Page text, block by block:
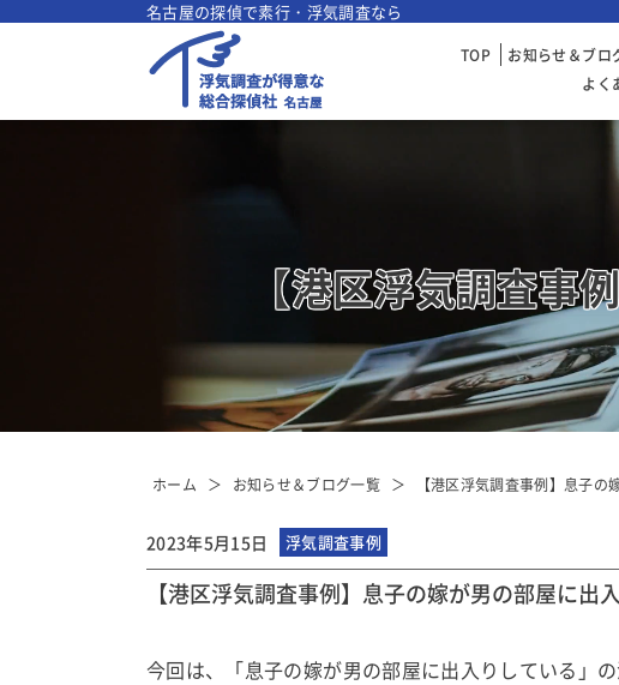
名古屋の探偵で素行・浮気調査なら
TOP お知らせ＆ブロ
よく
【港区浮気調査事
ホーム お知らせ＆ブログ一覧 【港区浮気調査事例】息子
2023年5月15日 浮気調査事例
【港区浮気調査事例】息子の嫁が男の部屋に出
今回は、「息子の嫁が男の部屋に出入りしている」